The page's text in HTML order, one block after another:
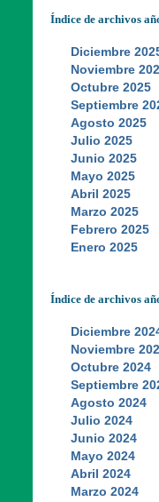
Índice de archivos
Diciembre
Noviembre
Octubre 2025
Septiembre
Agosto 2025
Julio 2025
Junio 2025
Mayo 2025
Abril 2025
Marzo 2025
Febrero 2025
Enero 2025
Índice de archivos
Diciembre
Noviembre
Octubre 2024
Septiembre
Agosto 2024
Julio 2024
Junio 2024
Mayo 2024
Abril 2024
Marzo 2024